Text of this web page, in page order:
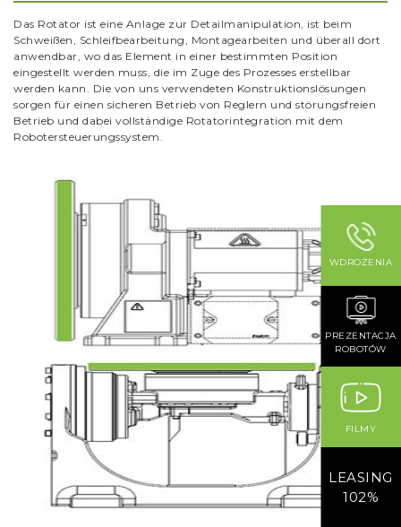
Das Rotator ist eine Anlage zur Detailmanipulation, ist beim
Schweißen, Schleifbearbeitung, Montagearbeiten und überall dort
anwendbar, wo das Element in einer bestimmten Position
eingestellt werden muss, die im Zuge des Prozesses erstellbar
werden kann. Die von uns verwendeten Konstruktionslösungen
sorgen für einen sicheren Betrieb von Reglern und störungsfreien
Betrieb und dabei vollständige Rotatorintegration mit dem
Robotersteuerungssystem.
WDROŻENIA
PREZENTACJA
ROBOTÓW
FILMY
LEASING
102%